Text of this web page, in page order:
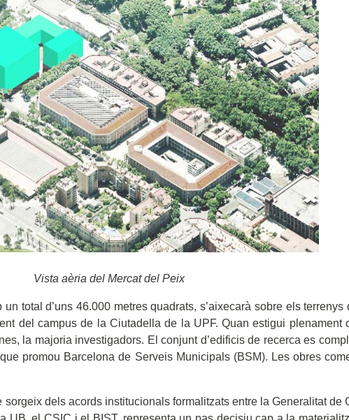
Vista aèria del Mercat del Peix
total d’uns 46.000 metres quadrats, s’aixecarà sobre els terrenys
del campus de la Ciutadella de la UPF. Quan estigui plenament
la majoria investigadors. El conjunt d’edificis de recerca es
promou Barcelona de Serveis Municipals (BSM). Les obres
dels acords institucionals formalitzats entre la Generalitat de